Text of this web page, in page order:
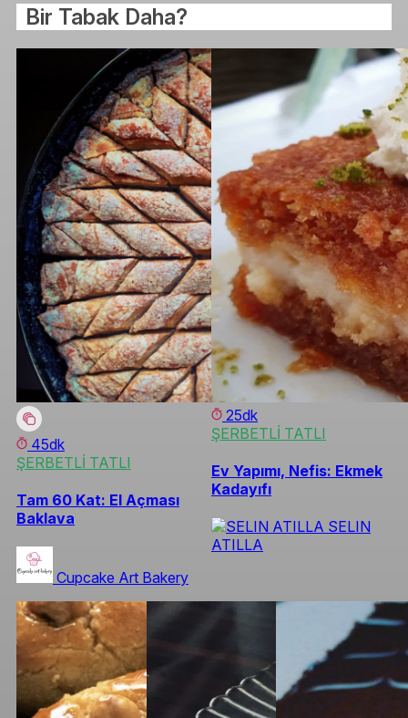
Bir Tabak Daha?
45dk
ŞERBETLİ TATLI
Tam 60 Kat: El Açması
Baklava
Cupcake Art Bakery
25dk
ŞERBETLİ TATLI
Ev Yapımı, Nefis: Ekmek
Kadayıfı
SELIN
ATILLA